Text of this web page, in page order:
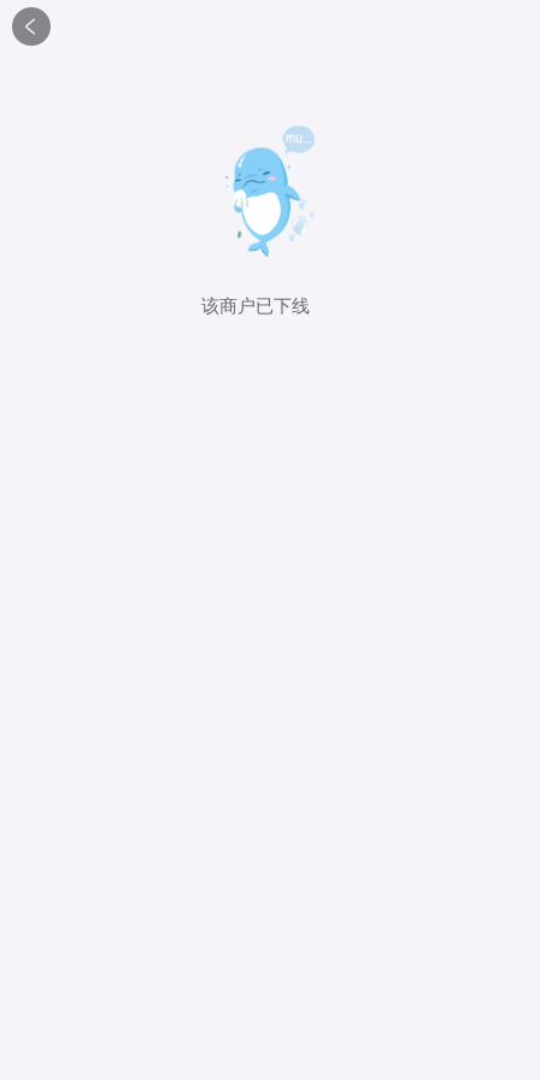

该商户已下线